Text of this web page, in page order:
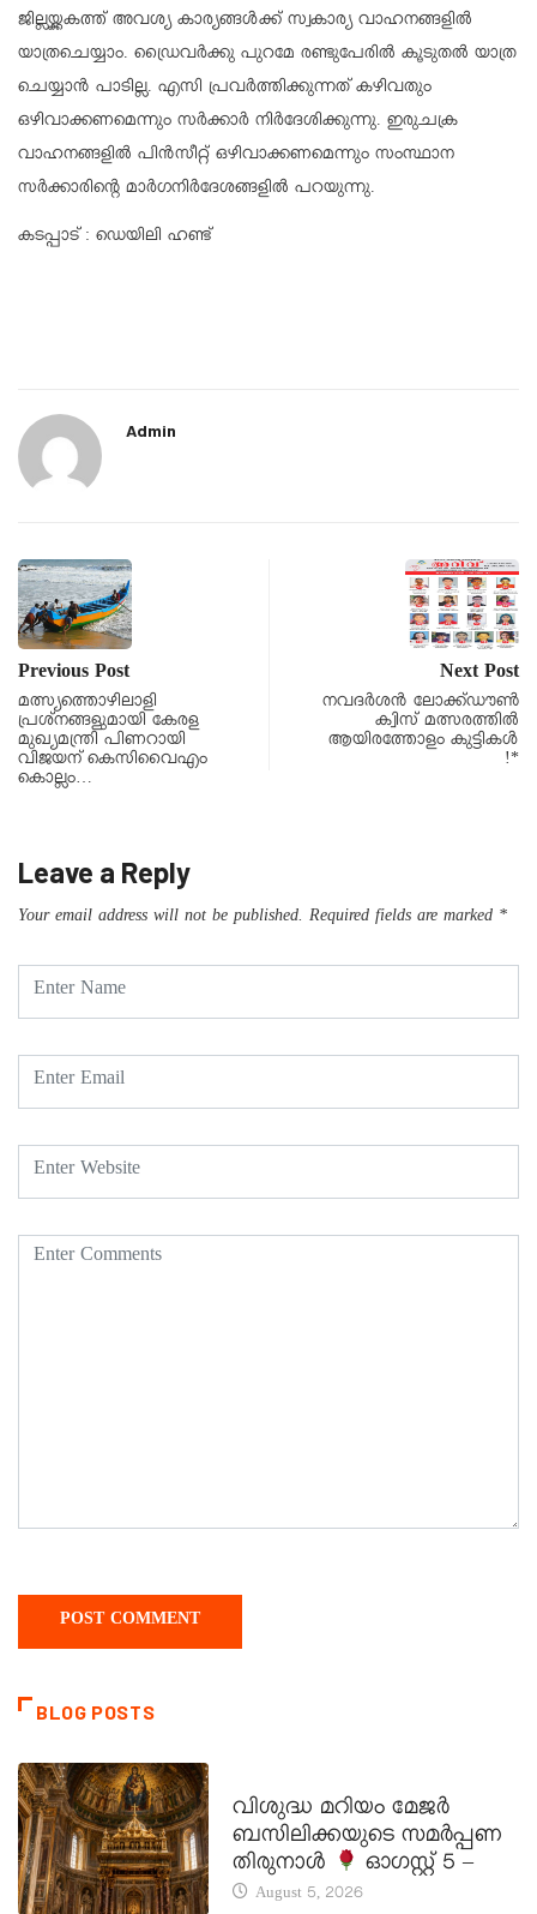
ജില്ലയ്ക്കകത്ത് അവശ്യ കാര്യങ്ങള്‍ക്ക് സ്വകാര്യ വാഹനങ്ങളില്‍
യാത്രചെയ്യാം. ഡ്രൈവര്‍ക്കു പുറമേ രണ്ടുപേരില്‍ കൂടുതല്‍ യാത്ര
ചെയ്യാന്‍ പാടില്ല. എസി പ്രവര്‍ത്തിക്കുന്നത് കഴിവതും
ഒഴിവാക്കണമെന്നും സര്‍ക്കാര്‍ നിര്‍ദേശിക്കുന്നു. ഇരുചക്ര
വാഹനങ്ങളില്‍ പിന്‍സീറ്റ് ഒഴിവാക്കണമെന്നും സംസ്ഥാന
സര്‍ക്കാരിന്റെ മാര്‍ഗനിര്‍ദേശങ്ങളില്‍ പറയുന്നു.
കടപ്പാട് : ഡെയിലി ഹണ്ട്
Admin
Previous Post
മത്സ്യത്തൊഴിലാളി
പ്രശ്നങ്ങളുമായി കേരള
മുഖ്യമന്ത്രി പിണറായി
വിജയന് കെസിവൈഎം
കൊല്ലം…
Next Post
നവദർശൻ ലോക്ക്ഡൗൺ
ക്വിസ് മത്സരത്തിൽ
ആയിരത്തോളം കുട്ടികൾ
!*
Leave a Reply
Your email address will not be published. Required fields are marked *
BLOG POSTS
വിശുദ്ധ മറിയം മേജർ
ബസിലിക്കയുടെ സമർപ്പണ
തിരുനാൾ
ഓഗസ്റ്റ് 5 –
August 5, 2026